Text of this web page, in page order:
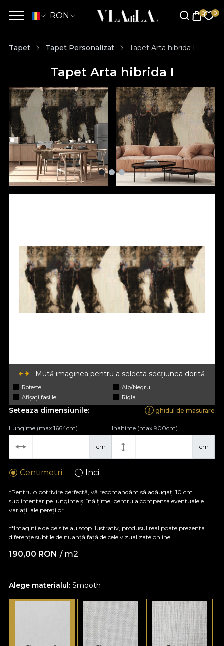
RON
Tapet Tapet Personalizat Tapet Arta hibrida I
Tapet Arta hibrida I
Mută imaginea pentru a selecta secțiunea dorită
Rotește
Alb/Negru
Afișați fasiile
Rigla
Alege materialul: Smooth
Seteaza dimensiunile: ghidul de masurare
cm
Lungime (max 1664cm)
cm
Inaltime (max 900cm)
Centimetri Inci
*Pentru o potrivire perfectă, vă recomandăm să adăugați 10 cm
suplimentar pe lungime și înălțime, pentru a compensa eventualele
variații ale pereților.
**Imaginile de pe site au scop ilustrativ, produsul real poate prezenta
diferențe subtile de nuanță față de cele vizualizate online.
190,00 RON / m2